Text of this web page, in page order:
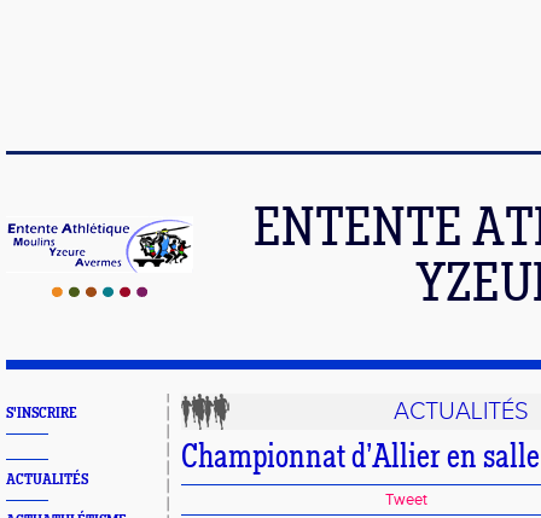
ENTENTE
S'INSCRIRE
ACTUALITÉS
ACTUALITÉS
Championnat d’Allier en salle
Tweet